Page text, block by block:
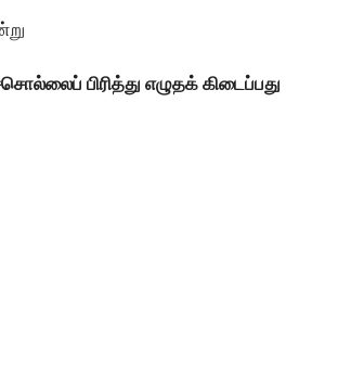
பிரித்து எழுதக் கிடைப்பது